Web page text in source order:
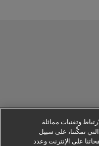
وتقنيات مماثلة
تمكِّننا، على سبيل
على الإنترنت وعدد